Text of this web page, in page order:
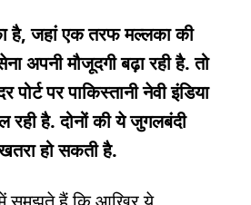
है, जहां एक तरफ मल्लका की
अपनी मौजूदगी बढ़ा रही है. तो
पोर्ट पर पाकिस्तानी नेवी इंडिया
है. दोनों की ये जुगलबंदी
हो सकती है.